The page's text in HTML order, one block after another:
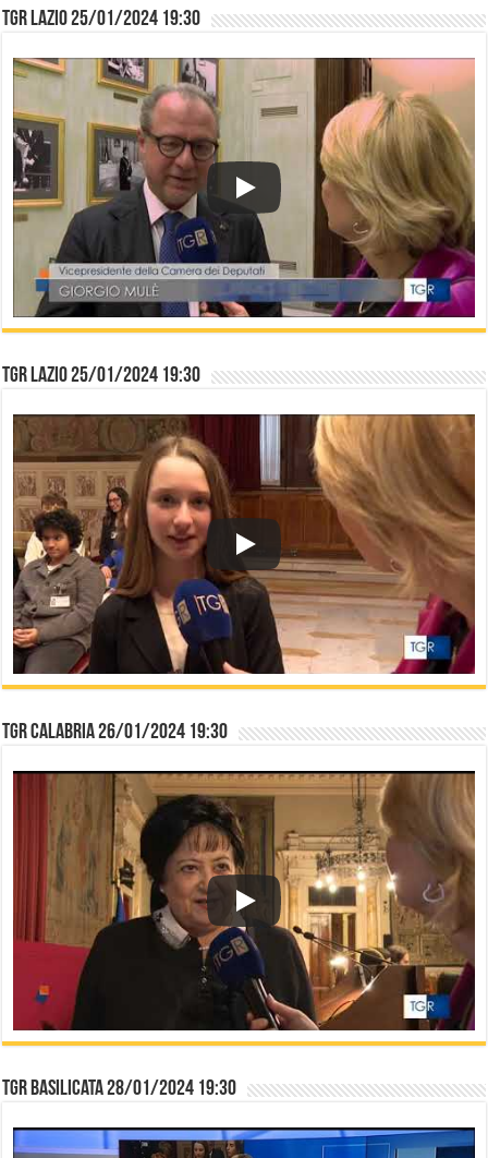
TGR Lazio 25/01/2024 19:30
TGR Lazio 25/01/2024 19:30
TGR Calabria 26/01/2024 19:30
TGR Basilicata 28/01/2024 19:30